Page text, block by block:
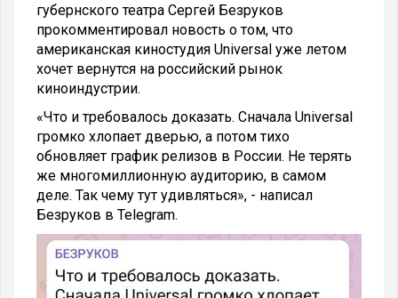
губернского театра Сергей Безруков
прокомментировал новость о том, что
американская киностудия Universal уже летом
хочет вернутся на российский рынок
киноиндустрии.
«Что и требовалось доказать. Сначала Universal
громко хлопает дверью, а потом тихо
обновляет график релизов в России. Не терять
же многомиллионную аудиторию, в самом
деле. Так чему тут удивляться», - написал
Безруков в Telegram.